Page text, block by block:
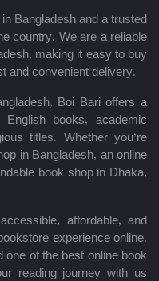
Bangladesh and a trusted
country. We are a reliable
making it easy to buy
and convenient delivery.
Boi Bari offers a
books, academic
titles. Whether you’re
in Bangladesh, an online
book shop in Dhaka,
affordable, and
experience online.
of the best online book
reading journey with us